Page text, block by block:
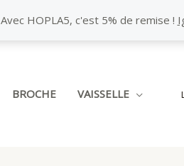
Avec HOPLA5, c'est 5% de remise !
BROCHE VAISSELLE